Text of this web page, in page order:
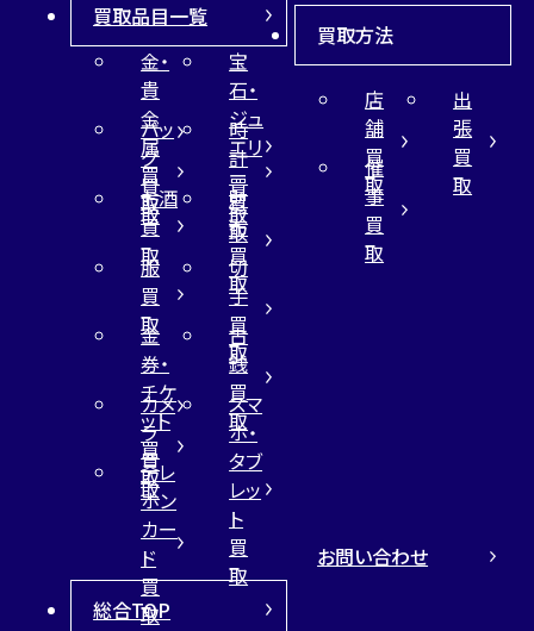
買取品目一覧
金・
貴
金
属
買
取
宝
石・
ジュ
エリ
ー
買
取
バッ
グ
買
取
時
計
買
取
お酒
買
取
財
布
買
取
服
買
取
切
手
買
取
金
券・
チケ
ット
買
取
古
銭
買
取
カメ
ラ
買
取
スマ
ホ・
タブ
レッ
ト
買
取
テレ
ホン
カー
ド
買
取
買取方法
店
舗
買
取
出
張
買
取
催
事
買
取
総合TOP
お問い合わせ